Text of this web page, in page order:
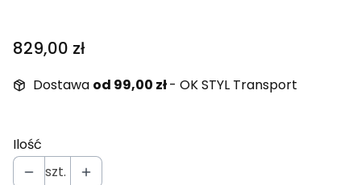
Cena
829,00 zł
Dostawa od 99,00 zł- OK STYL Transport
Ilość
szt.